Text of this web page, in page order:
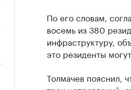
По его словам,
восемь из 380
инфраструктуру,
это резиденты
Толмачев пояснил,